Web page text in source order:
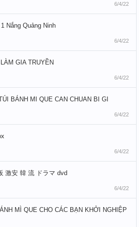
6/4/22
Nắng Quảng Ninh
6/4/22
GIA TRUYỀN
6/4/22
BÁNH MI QUE CAN CHUAN BI GI
6/4/22
6/4/22
激安 韓 流 ドラマ dvd
6/4/22
MÌ QUE CHO CÁC BẠN KHỞI NGHIỆP